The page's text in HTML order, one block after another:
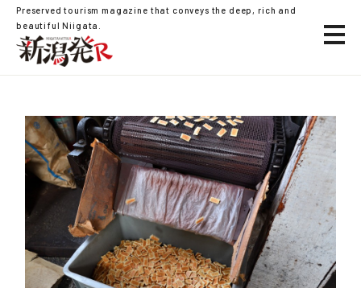
Preserved tourism magazine that conveys the deep, rich and
beautiful Niigata.